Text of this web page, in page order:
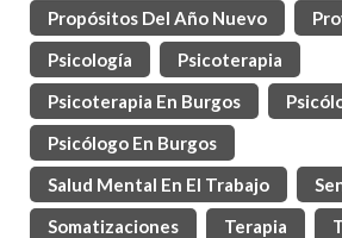
Propósitos Del Año Nuevo
Psicología
Psicoterapia
Psicoterapia En Burgos
Psicólogo En Burgos
Salud Mental En El Trabajo
Somatizaciones
Terapia